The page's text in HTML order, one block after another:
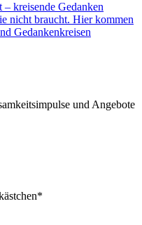
kreisende Gedanken
nicht braucht. Hier kommen
Gedankenkreisen
und Angebote